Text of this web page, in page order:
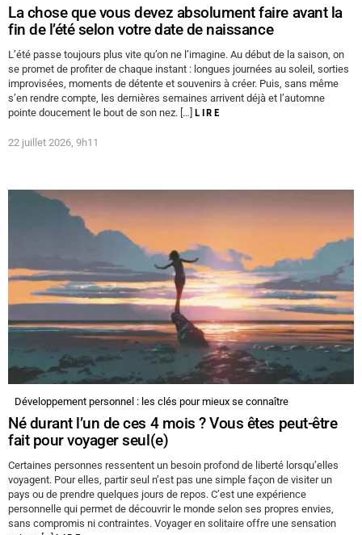
La chose que vous devez absolument faire avant la
fin de l’été selon votre date de naissance
L’été passe toujours plus vite qu’on ne l’imagine. Au début de la saison, on
se promet de profiter de chaque instant : longues journées au soleil, sorties
improvisées, moments de détente et souvenirs à créer. Puis, sans même
s’en rendre compte, les dernières semaines arrivent déjà et l’automne
pointe doucement le bout de son nez. […] LIRE
22 juillet 2026, 9h11
Développement personnel : les clés pour mieux se connaître
Né durant l’un de ces 4 mois ? Vous êtes peut-être
fait pour voyager seul(e)
Certaines personnes ressentent un besoin profond de liberté lorsqu’elles
voyagent. Pour elles, partir seul n’est pas une simple façon de visiter un
pays ou de prendre quelques jours de repos. C’est une expérience
personnelle qui permet de découvrir le monde selon ses propres envies,
sans compromis ni contraintes. Voyager en solitaire offre une sensation